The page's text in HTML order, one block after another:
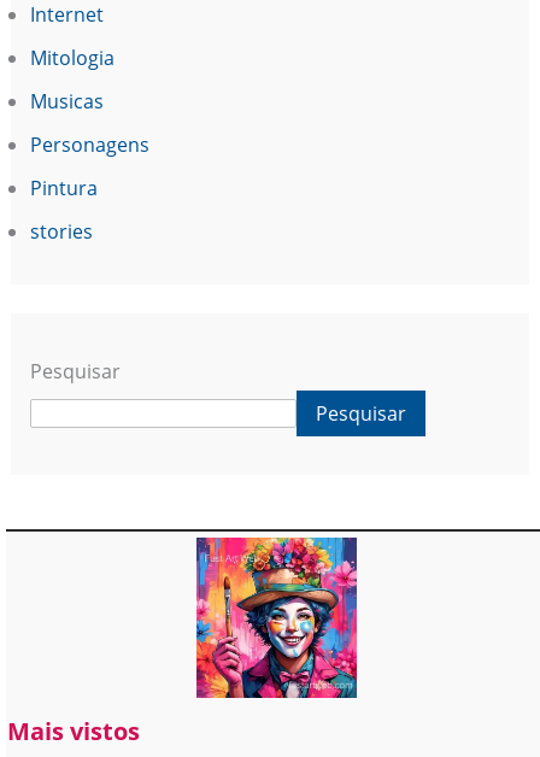
Internet
Mitologia
Musicas
Personagens
Pintura
stories
Pesquisar
Pesquisar
Mais vistos